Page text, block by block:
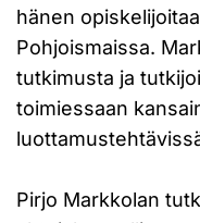
hänen
Pohjoismaissa.
tutkimusta ja
toimiessaan
Pirjo Markkolan